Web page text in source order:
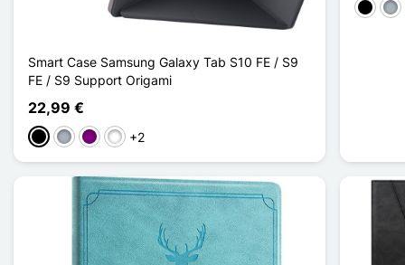
Smart Case Samsung Galaxy Tab S10 FE / S9
FE / S9 Support Origami
22,99 €
NegroGris PúrpuraVert Clair
+2
NegroGris